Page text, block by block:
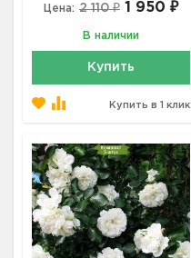
Цена: 2 110 ₽ 1 950 ₽
В наличии
Купить
Купить в 1 клик